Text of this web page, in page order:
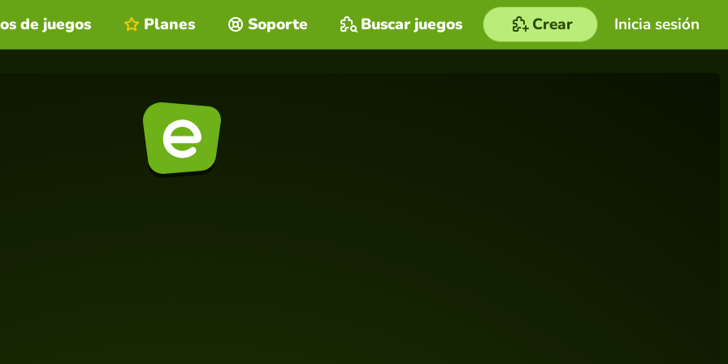
Inicia sesión
de juegos Planes Soporte Buscar juegos Crear